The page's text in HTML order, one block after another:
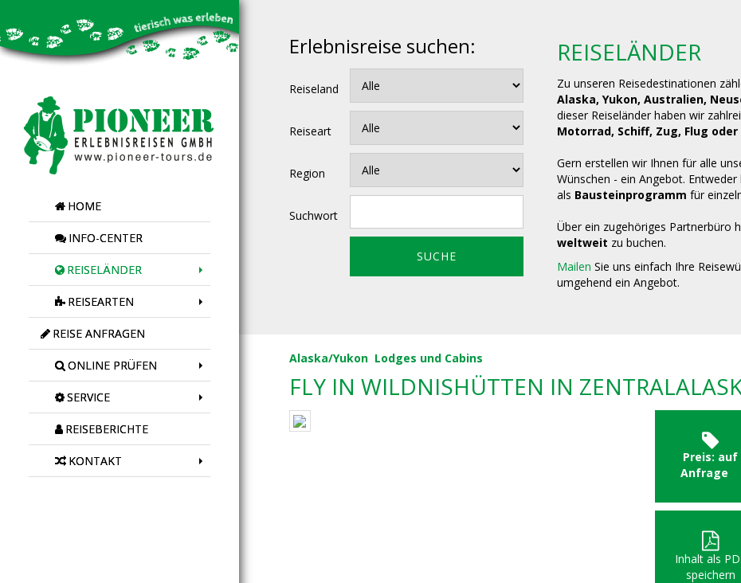
HOME
INFO-CENTER
REISELÄNDER
REISEARTEN
REISE ANFRAGEN
ONLINE PRÜFEN
SERVICE
REISEBERICHTE
KONTAKT
Erlebnisreise suchen:
Reiseland
Reiseart
Region
Suchwort
REISELÄNDER
Zu unseren Reisedestinationen
Alaska, Yukon, Australien,
dieser Reiseländer haben wir
Motorrad, Schiff, Zug, Flug
Gern erstellen wir Ihnen für alle
Wünschen - ein Angebot.
als Bausteinprogramm für
Über ein zugehöriges Partnerbüro
weltweit zu buchen.
Mailen Sie uns einfach Ihre
umgehend ein Angebot.
Alaska/Yukon Lodges und Cabins
FLY IN WILDNISHÜTTEN IN
Preis: auf
Anfrage
Inhalt als
speichern